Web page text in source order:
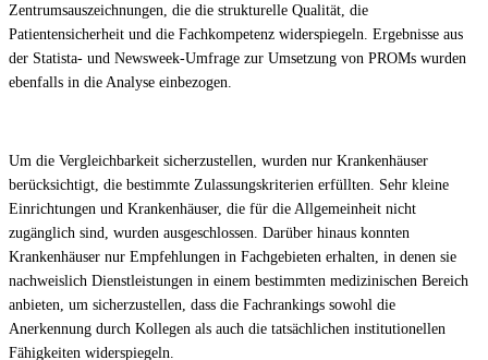
Zentrumsauszeichnungen, die die strukturelle Qualität, die
Patientensicherheit und die Fachkompetenz widerspiegeln. Ergebnisse aus
der Statista- und Newsweek-Umfrage zur Umsetzung von PROMs wurden
ebenfalls in die Analyse einbezogen.
Um die Vergleichbarkeit sicherzustellen, wurden nur Krankenhäuser
berücksichtigt, die bestimmte Zulassungskriterien erfüllten. Sehr kleine
Einrichtungen und Krankenhäuser, die für die Allgemeinheit nicht
zugänglich sind, wurden ausgeschlossen. Darüber hinaus konnten
Krankenhäuser nur Empfehlungen in Fachgebieten erhalten, in denen sie
nachweislich Dienstleistungen in einem bestimmten medizinischen Bereich
anbieten, um sicherzustellen, dass die Fachrankings sowohl die
Anerkennung durch Kollegen als auch die tatsächlichen institutionellen
Fähigkeiten widerspiegeln.